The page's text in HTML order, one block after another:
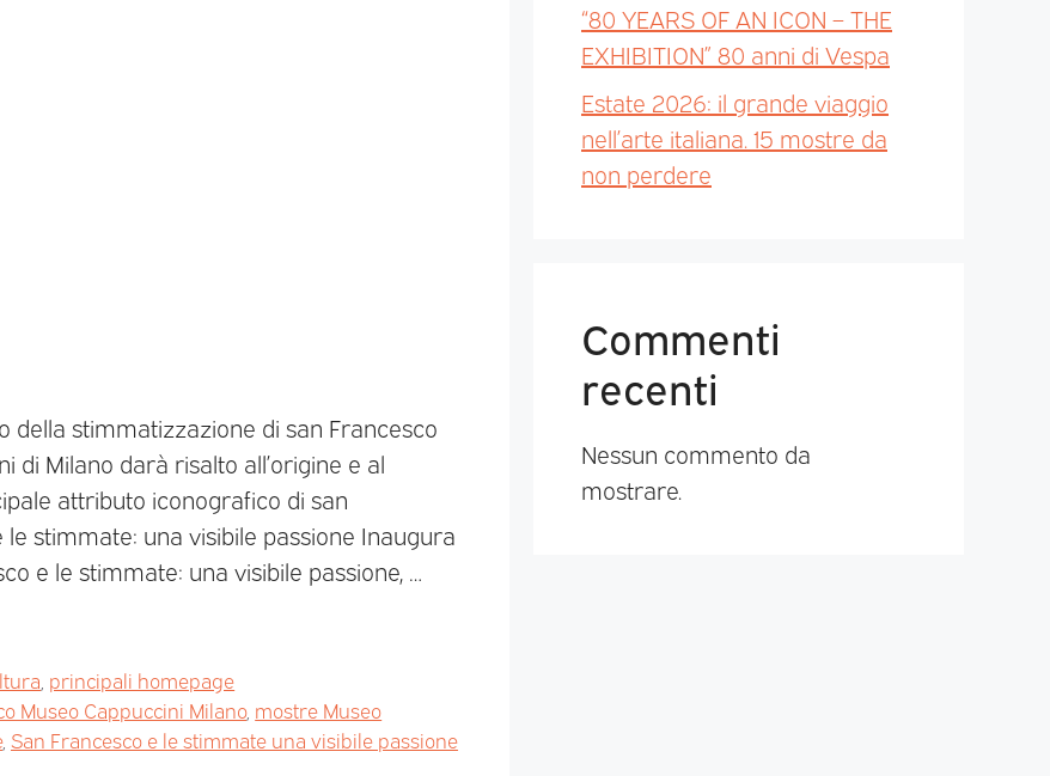
della stimmatizzazione di san Francesco
di Milano darà risalto all’origine e al
attributo iconografico di san
stimmate: una visibile passione Inaugura
e le stimmate: una visibile passione, …
principali homepage
Museo Cappuccini Milano, mostre Museo
, San Francesco e le stimmate una visibile passione
“80 YEARS OF AN ICON – THE
EXHIBITION” 80 anni di Vespa
Estate 2026: il grande viaggio
nell’arte italiana. 15 mostre da
non perdere
Commenti
recenti
Nessun commento da
mostrare.